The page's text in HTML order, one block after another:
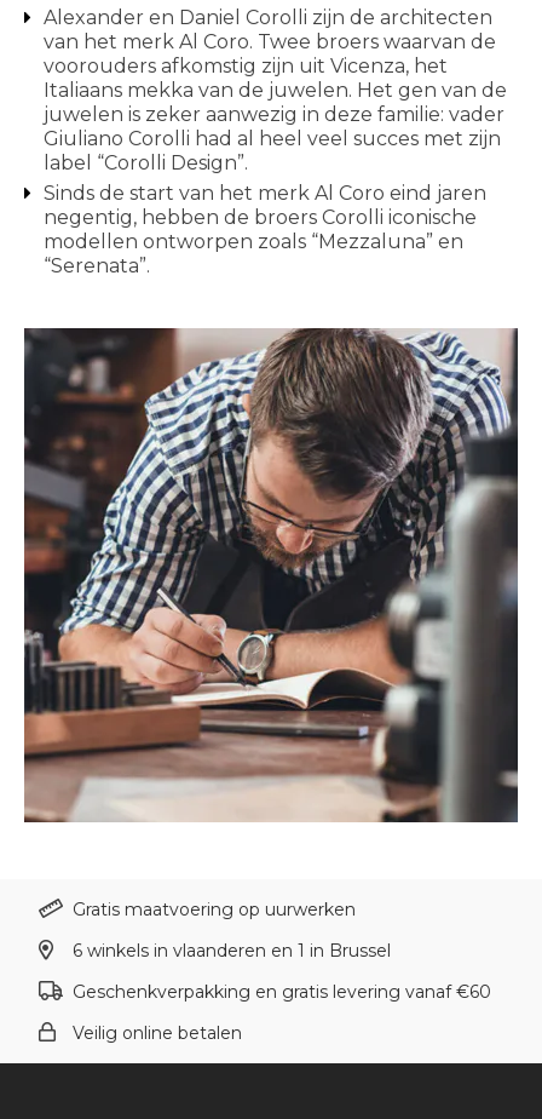
Alexander en Daniel Corolli zijn de architecten
van het merk Al Coro. Twee broers waarvan de
voorouders afkomstig zijn uit Vicenza, het
Italiaans mekka van de juwelen. Het gen van de
juwelen is zeker aanwezig in deze familie: vader
Giuliano Corolli had al heel veel succes met zijn
label “Corolli Design”.
Sinds de start van het merk Al Coro eind jaren
negentig, hebben de broers Corolli iconische
modellen ontworpen zoals “Mezzaluna” en
“Serenata”.
Gratis maatvoering op uurwerken
6 winkels in vlaanderen en 1 in Brussel
Geschenkverpakking en gratis levering vanaf €60
Veilig online betalen